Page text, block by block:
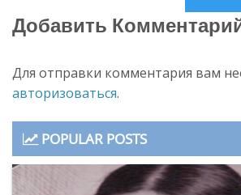
Добавить
Для отправки комментария вам
авторизоваться.
POPULAR POSTS